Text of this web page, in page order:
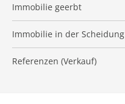
Immobilie geerbt
Immobilie in der Scheidung
Referenzen (Verkauf)